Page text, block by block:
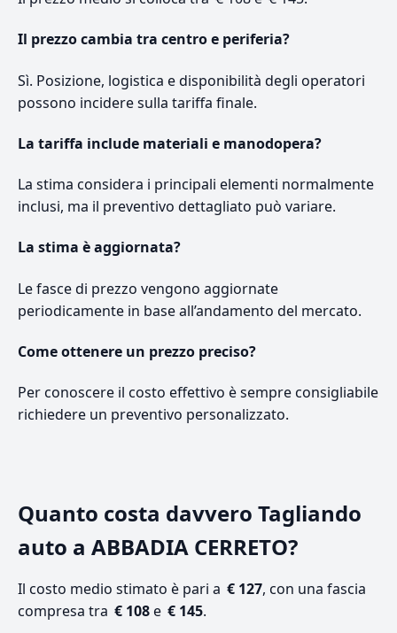
Il prezzo cambia tra centro e periferia?
Sì. Posizione, logistica e disponibilità degli operatori
possono incidere sulla tariffa finale.
La tariffa include materiali e manodopera?
La stima considera i principali elementi normalmente
inclusi, ma il preventivo dettagliato può variare.
La stima è aggiornata?
Le fasce di prezzo vengono aggiornate
periodicamente in base all’andamento del mercato.
Come ottenere un prezzo preciso?
Per conoscere il costo effettivo è sempre consigliabile
richiedere un preventivo personalizzato.
Quanto costa davvero Tagliando
auto a ABBADIA CERRETO?
Il costo medio stimato è pari a € 127, con una fascia
compresa tra € 108e € 145.